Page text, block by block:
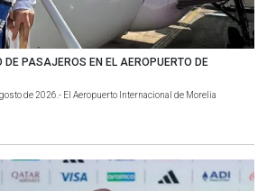
DE PASAJEROS EN EL AEROPUERTO DE
de 2026.- El Aeropuerto Internacional de Morelia